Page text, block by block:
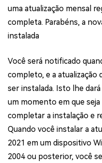
uma atualização mensal
completa. Parabéns, a
instalada
Você será notificado
completo, e a
ser instalada. Isto lhe
um momento em que
completar a instalação e
Quando você instalar a
2021 em um dispositivo
2004 ou posterior, você